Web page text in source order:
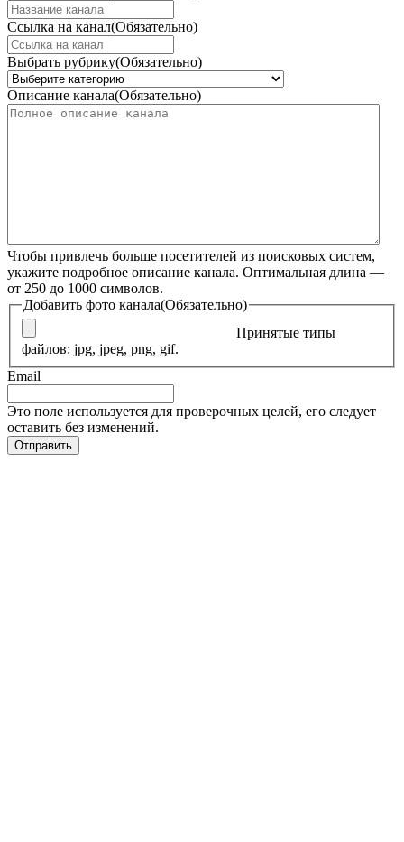
Ссылка на канал(Обязательно)
Выбрать рубрику(Обязательно)
Описание канала(Обязательно)
Чтобы привлечь больше посетителей из поисковых систем,
укажите подробное описание канала. Оптимальная длина —
от 250 до 1000 символов.
Добавить фото канала(Обязательно)
Принятые типы
файлов: jpg, jpeg, png, gif.
Email
Это поле используется для проверочных целей, его следует
оставить без изменений.